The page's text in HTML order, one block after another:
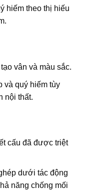
hiếm theo thị hiếu
vân và màu sắc.
và quý hiếm tùy
nội thất.
cấu đã được triệt
dưới tác động
năng chống mối